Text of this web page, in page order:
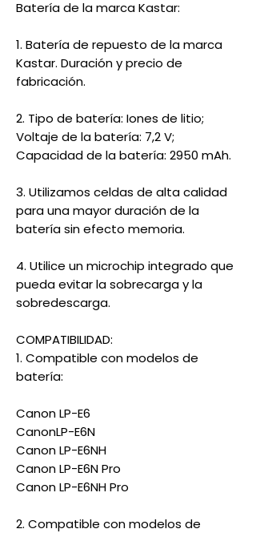
Batería de la marca Kastar:
1. Batería de repuesto de la marca
Kastar. Duración y precio de
fabricación.
2. Tipo de batería: Iones de litio;
Voltaje de la batería: 7,2 V;
Capacidad de la batería: 2950 mAh.
3. Utilizamos celdas de alta calidad
para una mayor duración de la
batería sin efecto memoria.
4. Utilice un microchip integrado que
pueda evitar la sobrecarga y la
sobredescarga.
COMPATIBILIDAD:
1. Compatible con modelos de
batería:
Canon LP-E6
CanonLP-E6N
Canon LP-E6NH
Canon LP-E6N Pro
Canon LP-E6NH Pro
2. Compatible con modelos de